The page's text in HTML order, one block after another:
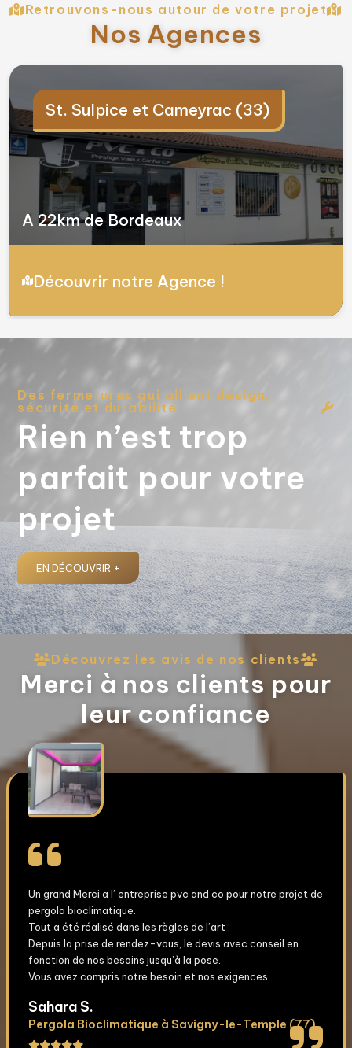
Retrouvons-nous autour de votre projet
Nos Agences
St. Sulpice et Cameyrac (33)
A 22km de Bordeaux
Découvrir notre Agence !
Des fermetures qui allient design,
sécurité et durabilité
Rien n’est trop
parfait pour votre
projet
EN DÉCOUVRIR +
Découvrez les avis de nos clients
Merci à nos clients pour
leur confiance
Un grand Merci a l’ entreprise pvc and co pour notre projet de
pergola bioclimatique.
Tout a été réalisé dans les règles de l’art :
Depuis la prise de rendez-vous, le devis avec conseil en
fonction de nos besoins jusqu’à la pose.
Vous avez compris notre besoin et nos exigences...
Sahara S.
Pergola Bioclimatique à Savigny-le-Temple (77)